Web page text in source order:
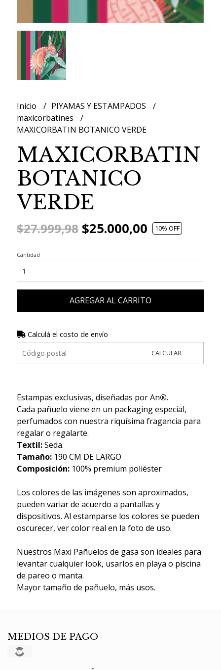
Inicio
PIYAMAS Y ESTAMPADOS
maxicorbatines
MAXICORBATIN BOTANICO VERDE
MAXICORBATIN
BOTANICO
VERDE
$27.999,98$25.000,00 10% OFF
Cantidad
AGREGAR AL CARRITO
Calculá el costo de envío
CALCULAR
Estampas exclusivas, diseñadas por An®.
Cada pañuelo viene en un packaging especial,
perfumados con nuestra riquísima fragancia para
regalar o regalarte.
Textil:Seda.
Tamaño:190 CM DE LARGO
Composición:100% premium poliéster
Los colores de las imágenes son aproximados,
pueden variar de acuerdo a pantallas y
dispositivos. Al estamparse los colores se pueden
oscurecer, ver color real en la foto de uso.
Nuestros Maxi Pañuelos de gasa son ideales para
levantar cualquier look, usarlos en playa o piscina
de pareo o manta.
Mayor tamaño de pañuelo, más usos.
MEDIOS DE PAGO